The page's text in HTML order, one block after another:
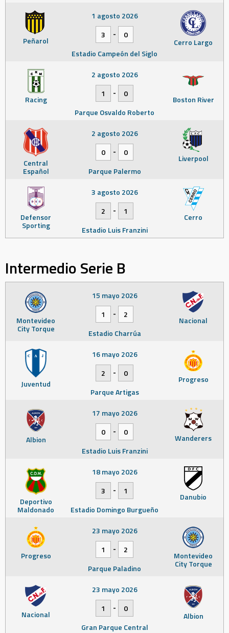
Peñarol Cerro Largo
1 agosto 2026
3
-
0
Estadio Campeón del Siglo
Racing Boston River
2 agosto 2026
1
-
0
Parque Osvaldo Roberto
Central
Español
Liverpool
2 agosto 2026
0
-
0
Parque Palermo
Defensor
Sporting
Cerro
3 agosto 2026
2
-
1
Estadio Luis Franzini
Intermedio Serie B
Montevideo
City Torque
Nacional
15 mayo 2026
1
-
2
Estadio Charrúa
Juventud Progreso
16 mayo 2026
2
-
0
Parque Artigas
Albion Wanderers
17 mayo 2026
0
-
0
Estadio Luis Franzini
Deportivo
Maldonado
Danubio
18 mayo 2026
3
-
1
Estadio Domingo Burgueño
Progreso Montevideo
City Torque
23 mayo 2026
1
-
2
Parque Paladino
Nacional Albion
23 mayo 2026
1
-
0
Gran Parque Central